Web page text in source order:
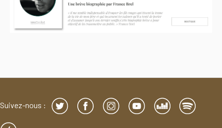
Suivez-nous :